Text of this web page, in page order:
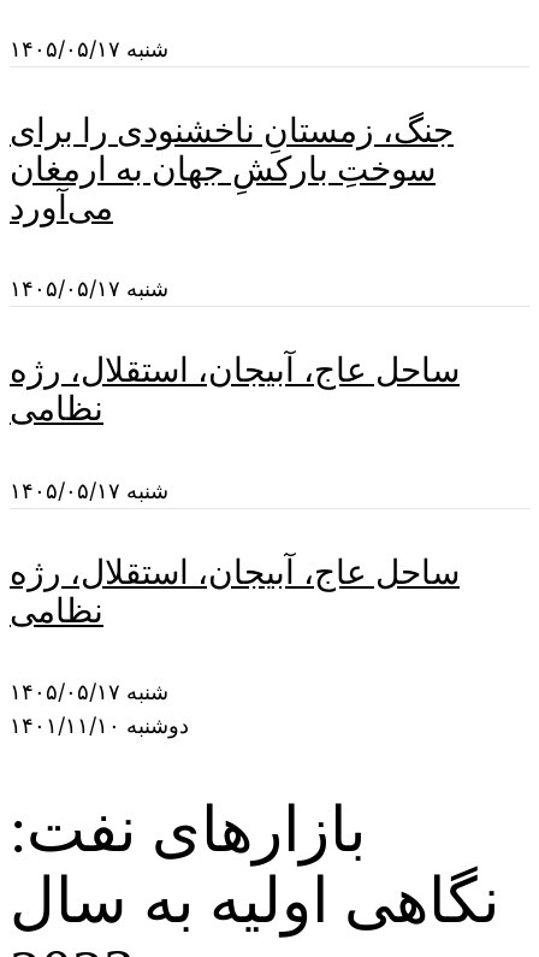
شنبه ۱۴۰۵/۰۵/۱۷
جنگ، زمستانِ ناخشنودی را برای
سوختِ بارکشِ جهان به ارمغان
می‌آورد
شنبه ۱۴۰۵/۰۵/۱۷
ساحل عاج، آبیجان، استقلال، رژه
نظامی
شنبه ۱۴۰۵/۰۵/۱۷
ساحل عاج، آبیجان، استقلال، رژه
نظامی
شنبه ۱۴۰۵/۰۵/۱۷
دوشنبه ۱۴۰۱/۱۱/۱۰
بازارهای نفت:
نگاهی اولیه به سال